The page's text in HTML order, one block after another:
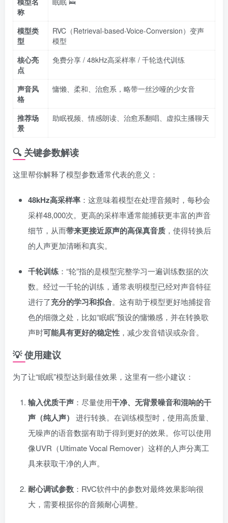
称
模型类
型
RVC（Retrieval-based-Voice-Conversion）变声
模型
核心亮
点
免费分享 / 48kHz高采样率 / 千轮迭代训练
声音风
格
慵懒、柔和、治愈系，略带一丝沙哑的少女音
推荐场
景
助眠视频、情感朗读、治愈系翻唱、虚拟主播聊天
🔍 关键参数解读
这里帮你解释了模型参数通常代表的意义：
48kHz高采样率 ：这意味着模型在处理音频时，每秒会
采样48,000次。更高的采样率通常能捕获更丰富的声音
细节，从而带来更接近原声的高保真音质 ，使得转换后
的人声更加清晰和真实。
千轮训练 ：“轮”指的是模型完整学习一遍训练数据的次
数。经过一千轮的训练，通常表明模型已经对声音特征
进行了充分的学习和拟合。这有助于模型更好地捕捉音
色的细微之处，比如“眠眠”预设的慵懒感，并在转换歌
声时可能具有更好的稳定性 ，减少发音错误或杂音。
💡 使用建议
为了让“眠眠”模型达到最佳效果，这里有一些小建议：
输入优质干声 ：尽量使用干净、无背景噪音和混响的干
声（纯人声）
进行转换。在训练模型时，使用高质量、
无噪声的语音数据有助于得到更好的效果。你可以使用
像UVR（Ultimate Vocal Remover）这样的人声分离工
具来获取干净的人声。
耐心调试参数 ：RVC软件中的参数对最终效果影响很
大，需要根据你的音频耐心调整。